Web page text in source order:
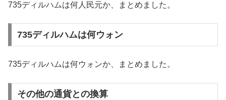
735ディルハムは何人民元か、まとめました。
735ディルハムは何ウォン
735ディルハムは何ウォンか、まとめました。
その他の通貨との換算